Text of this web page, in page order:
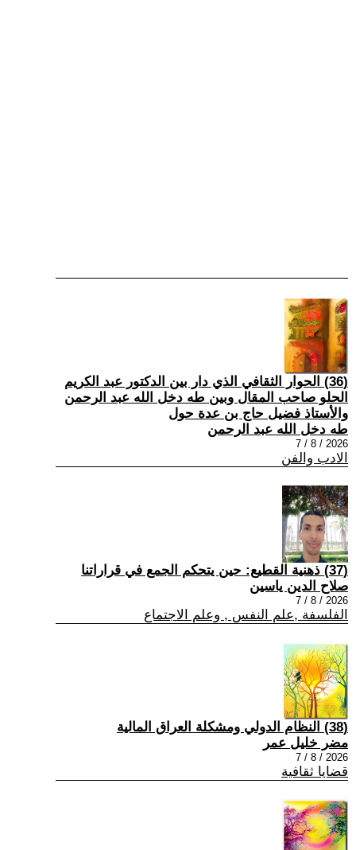
(36) الحوار الثقافي الذي دار بين الدكتور عبد الكريم
الحلو صاحب المقال وبين طه دخل الله عبد الرحمن
والأستاذ فضيل حاج بن عدة حول
طه دخل الله عبد الرحمن
2026 / 8 / 7
الادب والفن
(37) ذهنية القطيع: حين يتحكم الجمع في قراراتنا
صلاح الدين ياسين
2026 / 8 / 7
الفلسفة ,علم النفس , وعلم الاجتماع
(38) النظام الدولي ومشكلة العراق المالية
مضر خليل عمر
2026 / 8 / 7
قضايا ثقافية